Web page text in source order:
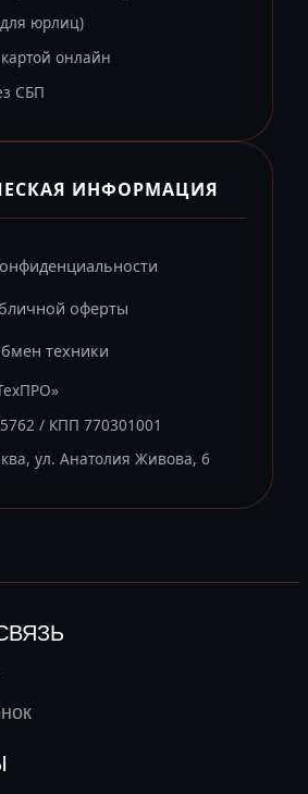
юрлиц)
онлайн
СБП
ИНФОРМАЦИЯ
оферты
техники
/ КПП 770301001
ул. Анатолия Живова, 6